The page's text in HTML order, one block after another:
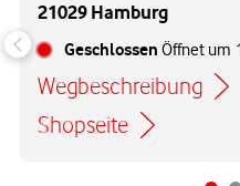
21029 Hamburg
Geschlossen Öffnet um
Wegbeschreibung
Link öffnet in einem
Shopseite